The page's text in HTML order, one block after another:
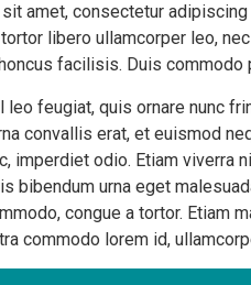
amet, consectetur
libero ullamcorper leo,
facilisis. Duis commodo
feugiat, quis ornare nunc
convallis erat, et euismod
imperdiet odio. Etiam viverra
bibendum urna eget
congue a tortor. Etiam
commodo lorem id,